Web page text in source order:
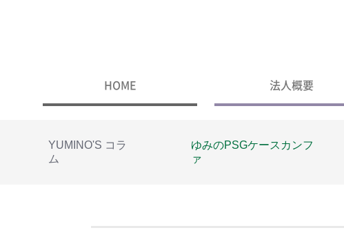
HOME 法人概要
YUMINO'S コラ
ム
ゆみのPSGケースカンフ
ァ